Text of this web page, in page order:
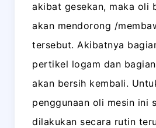
akibat gesekan, maka oli
akan mendorong /
tersebut. Akibatnya
pertikel logam dan
akan bersih kembali.
penggunaan oli mesin ini
dilakukan secara rutin